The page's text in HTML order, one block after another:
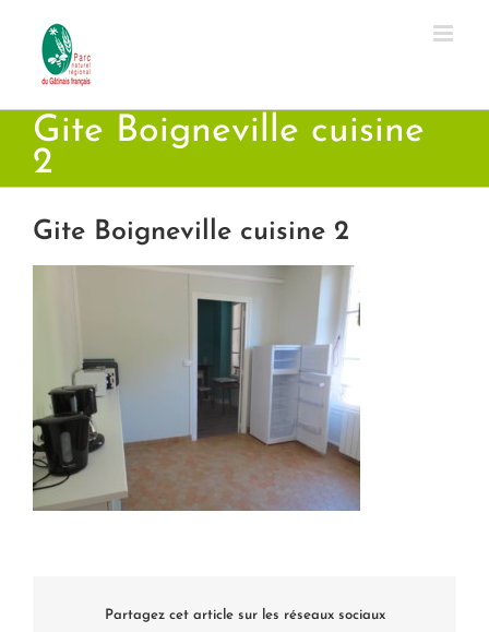
contenu
Gite Boigneville cuisine
2
Gite Boigneville cuisine 2
Partagez cet article sur les réseaux sociaux